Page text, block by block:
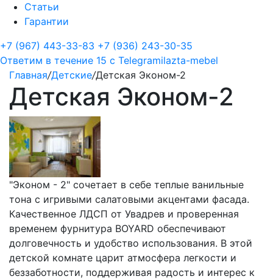
Статьи
Гарантии
+7 (967) 443-33-83 +7 (936) 243-30-35
Ответим в течение 15 с Telegramilazta-mebel
Главная/Детские/Детская Эконом-2
Детская Эконом-2
"Эконом - 2" сочетает в себе теплые ванильные
тона с игривыми салатовыми акцентами фасада.
Качественное ЛДСП от Увадрев и проверенная
временем фурнитура BOYARD обеспечивают
долговечность и удобство использования. В этой
детской комнате царит атмосфера легкости и
беззаботности, поддерживая радость и интерес к